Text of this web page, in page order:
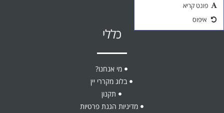
אביזרים ליין
כוסות יין כללי
מי אנחנו?
בלוג מקררי יין
תקנון
מדיניות הגנת פרטיות
פונט קריא
איפוס